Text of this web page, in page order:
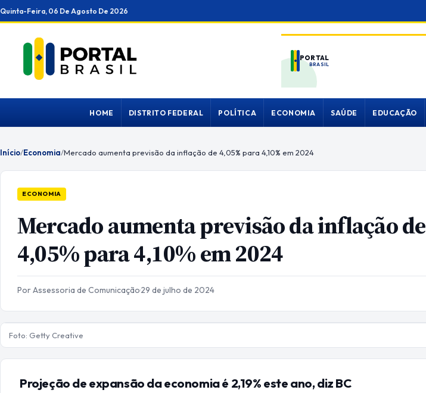
Ir
para
conteúdo
Quinta-Feira, 06 De Agosto De 2026
PORTAL
BRASIL
HOME DISTRITO FEDERAL POLÍTICA ECONOMIA SAÚDE EDUCAÇÃO
Início/Economia/Mercado aumenta previsão da inflação de 4,05% para 4,10% em 2024
ECONOMIA
Mercado aumenta previsão da inflação de
4,05% para 4,10% em 2024
Por Assessoria de Comunicação·29 de julho de 2024
Foto: Getty Creative
Projeção de expansão da economia é 2,19% este ano, diz BC